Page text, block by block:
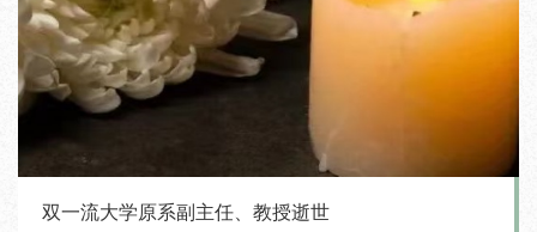
双一流大学原系副主任、教授逝世